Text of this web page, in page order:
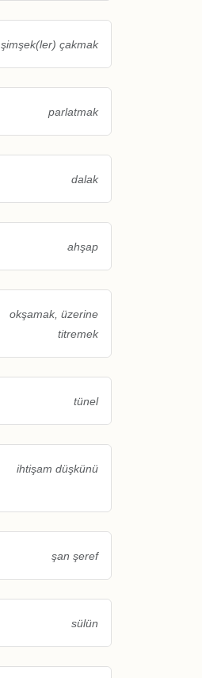
şimşek(ler) çakmak
parlatmak
dalak
ahşap
okşamak, üzerine
titremek
tünel
ihtişam düşkünü
şan şeref
sülün